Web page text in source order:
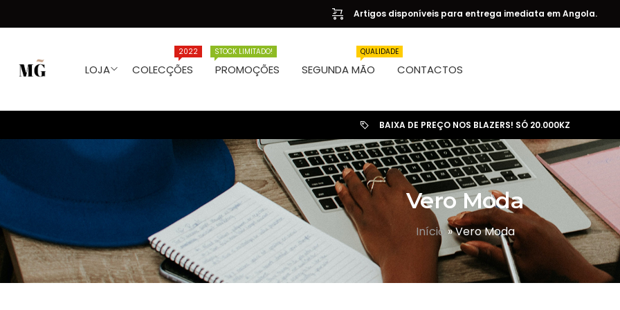
Artigos disponíveis para entrega imediata em Angola.
LOJA COLECÇÕES
2022
PROMOÇÕES
STOCK LIMITADO!
SEGUNDA MÃO
QUALIDADE
CONTACTOS
BAIXA DE PREÇO NOS BLAZERS! SÓ 20.000KZ
Vero Moda
Início »Vero Moda